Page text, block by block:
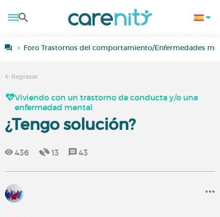
Foro Trastornos del comportamiento/Enfermedades
Regresar
Viviendo con un trastorno de conducta y/o una
enfermedad mental
¿Tengo solución?
436 13 43